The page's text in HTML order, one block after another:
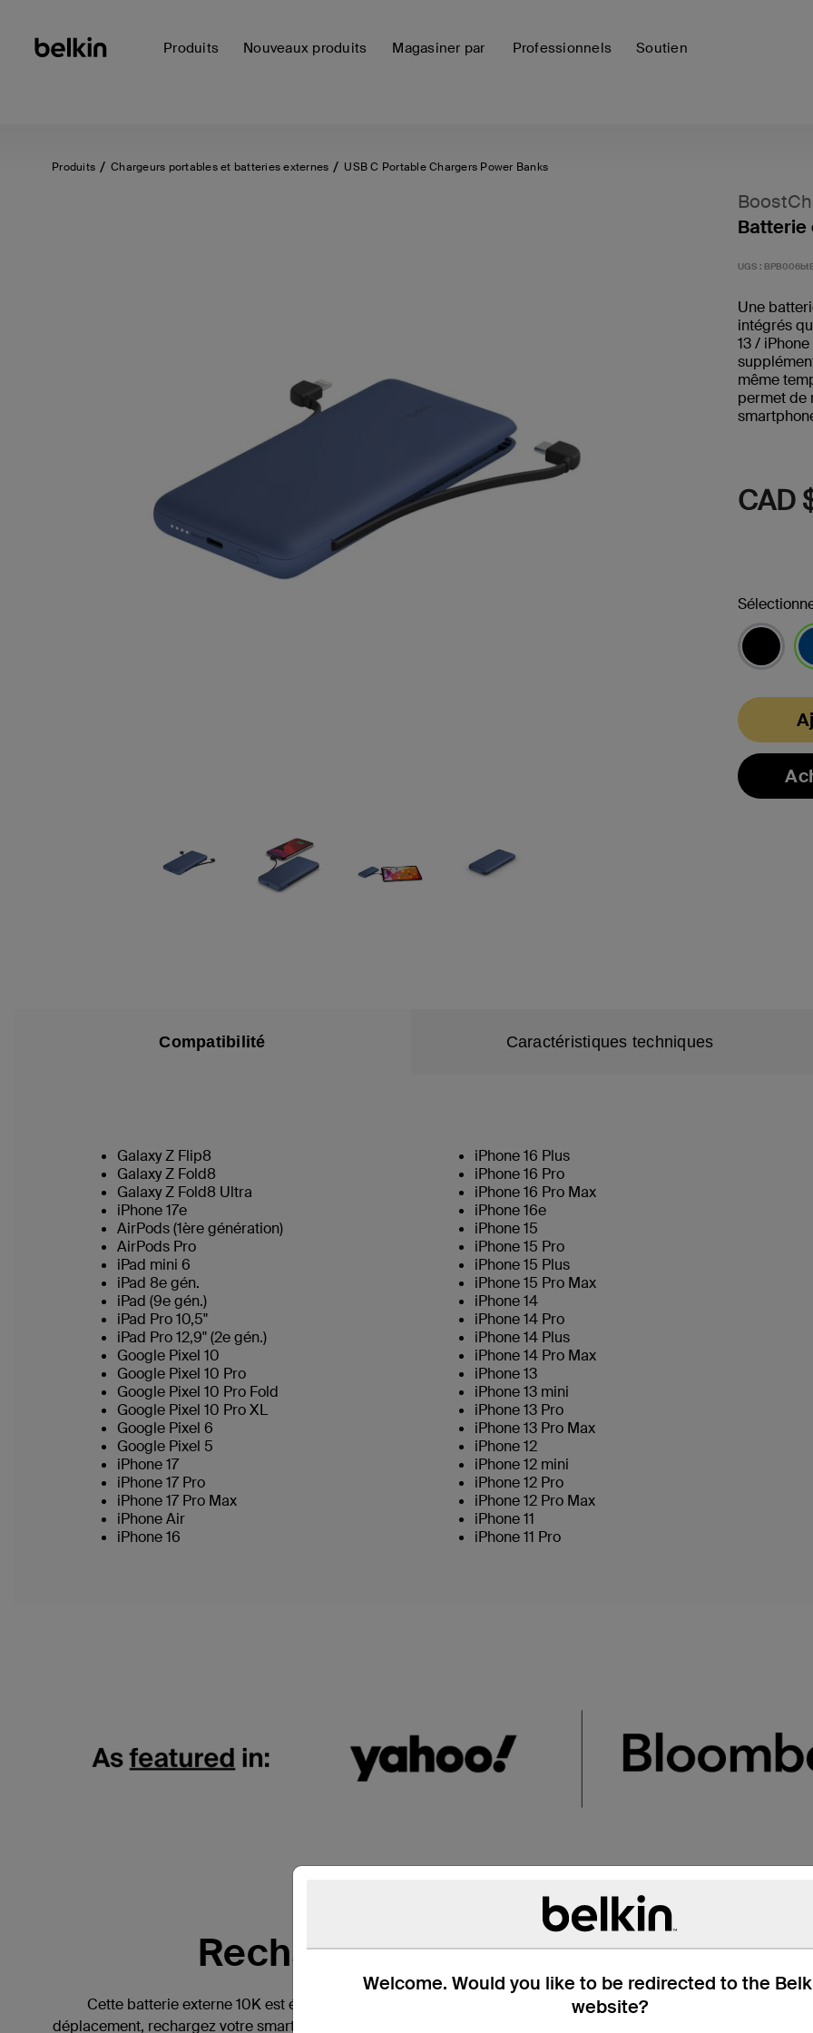
Produits Nouveaux produits Magasiner par Professionnels Soutien
Welcome. Would you like to be redirected to the
website?
Produits Chargeurs portables et batteries externes USB C Portable Chargers Power Banks
Batterie
UGS :
Une
intégrés
13 /
même
permet de
CAD
Compatibilité Caractéristiques techniques
Galaxy Z Flip8
Galaxy Z Fold8
Galaxy Z Fold8 Ultra
iPhone 17e
AirPods (1ère génération)
AirPods Pro
iPad mini 6
iPad 8e gén.
iPad (9e gén.)
iPad Pro 10,5"
iPad Pro 12,9" (2e gén.)
Google Pixel 10
Google Pixel 10 Pro
Google Pixel 10 Pro Fold
Google Pixel 10 Pro XL
Google Pixel 6
Google Pixel 5
iPhone 17
iPhone 17 Pro
iPhone 17 Pro Max
iPhone Air
iPhone 16
iPhone 16 Plus
iPhone 16 Pro
iPhone 16 Pro Max
iPhone 16e
iPhone 15
iPhone 15 Pro
iPhone 15 Plus
iPhone 15 Pro Max
iPhone 14
iPhone 14 Pro
iPhone 14 Plus
iPhone 14 Pro Max
iPhone 13
iPhone 13 mini
iPhone 13 Pro
iPhone 13 Pro Max
iPhone 12
iPhone 12 mini
iPhone 12 Pro
iPhone 12 Pro Max
iPhone 11
iPhone 11 Pro
Recharge nomade sans câbles
Cette batterie externe 10K est équipée de câbles intégrés. Vous n’avez donc plus besoin de penser à
déplacement, rechargez votre smartphone et tablette avec les câbles intégrés Lightning et USB-C. Profitez de la